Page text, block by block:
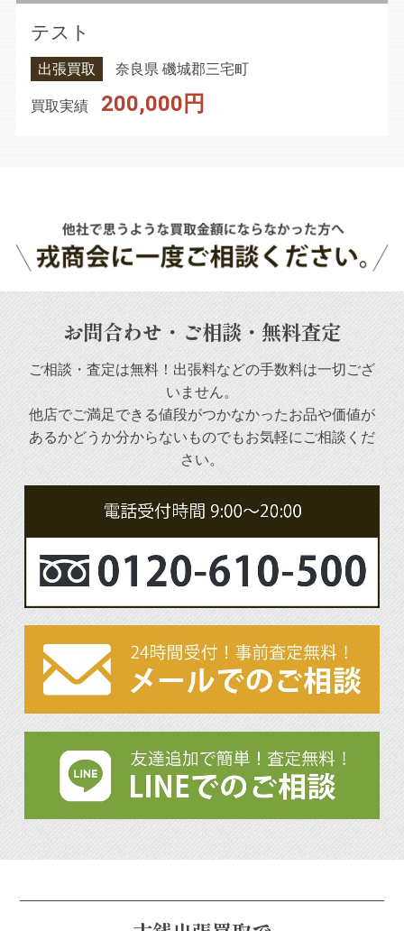
テスト
出張買取 奈良県 磯城郡三宅町
買取実績 200,000円
お問合わせ・ご相談・無料査定
ご相談・査定は無料！出張料などの手数料は一切ござ
いません。
他店でご満足できる値段がつかなかったお品や価値が
あるかどうか分からないものでもお気軽にご相談くだ
さい。